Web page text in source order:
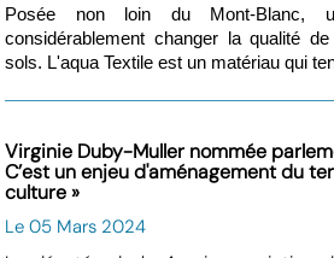
Posée non loin du Mont-Blanc,
considérablement changer la qualité
sols. L'aqua Textile est un matériau qui
Virginie Duby-Muller nommée
C’est un enjeu d'aménagement du
culture »
Le 05 Mars 2024